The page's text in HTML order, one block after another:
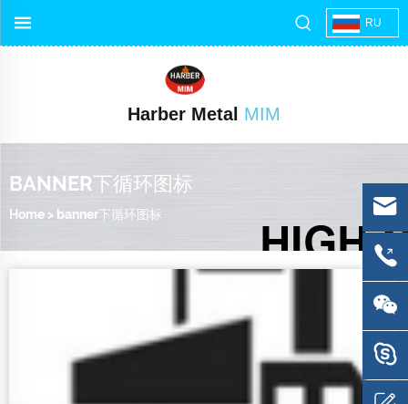
RU
Harber Metal MIM
BANNER下循环图标
Home > banner下循环图标